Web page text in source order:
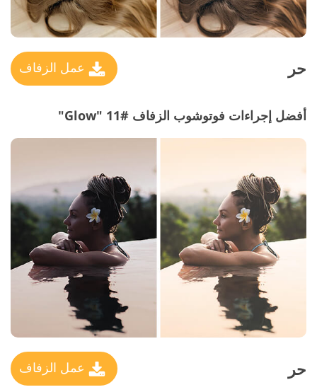
حر عمل الزفاف
أفضل إجراءات فوتوشوب الزفاف #11 "Glow"
حر عمل الزفاف